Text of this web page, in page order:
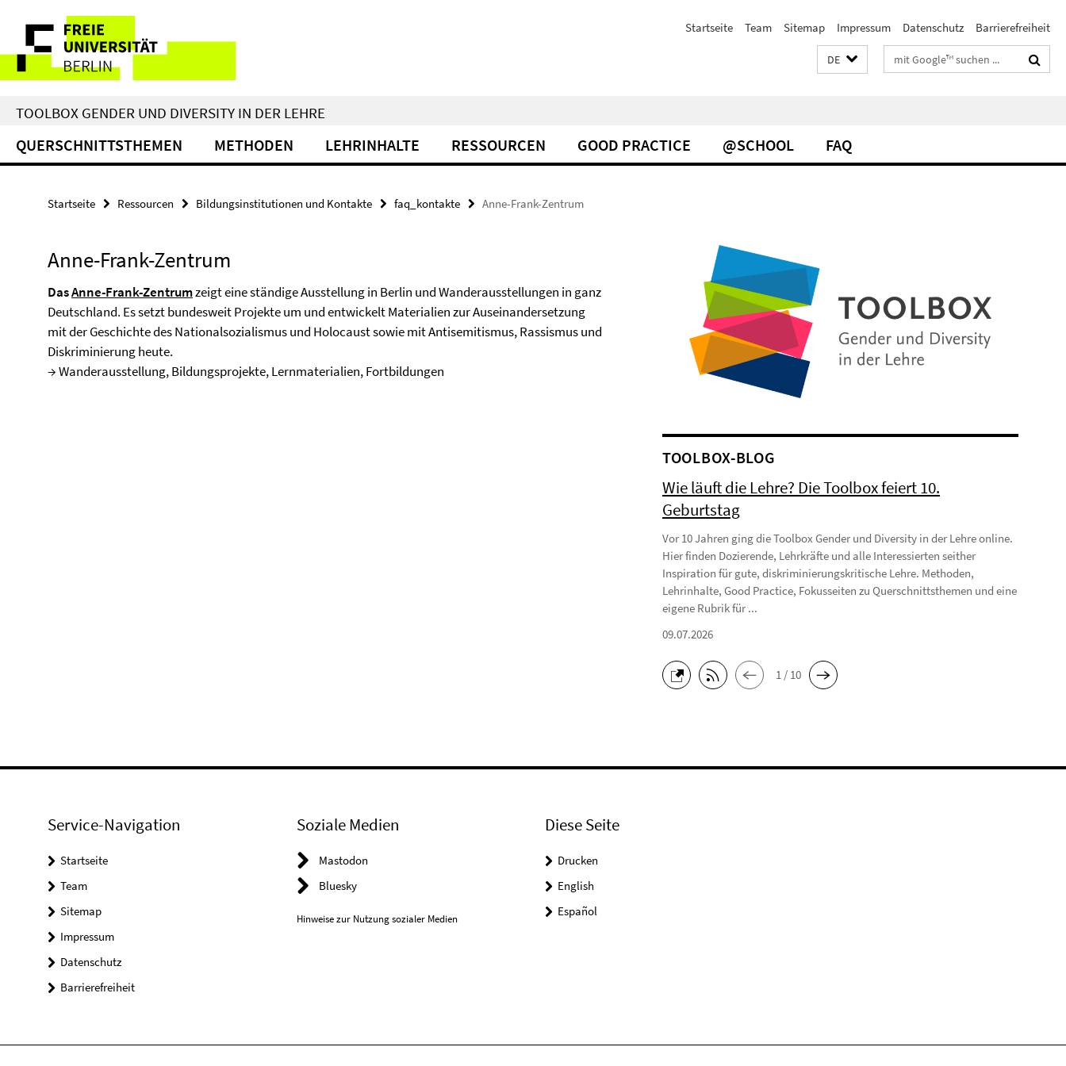
direkt
Inhalt
Service-
Navigation
Startseite Team Sitemap Impressum Datenschutz Barrierefreiheit
DE Suchbegriffe
TOOLBOX GENDER UND DIVERSITY IN DER LEHRE
QUERSCHNITTSTHEMEN METHODEN LEHRINHALTE RESSOURCEN GOOD PRACTICE @SCHOOL FAQ
Startseite Ressourcen Bildungsinstitutionen und Kontakte faq_kontakte Anne-Frank-Zentrum
Anne-Frank-Zentrum
DasAnne-Frank-Zentrumzeigt eine ständige Ausstellung in Berlin und Wanderausstellungen in ganz
Deutschland. Es setzt bundesweit Projekte um und entwickelt Materialien zur Auseinandersetzung
mit der Geschichte des Nationalsozialismus und Holocaust sowie mit Antisemitismus, Rassismus und
Diskriminierung heute.
→ Wanderausstellung, Bildungsprojekte, Lernmaterialien, Fortbildungen
TOOLBOX-BLOG
Wie läuft die Lehre? Die Toolbox feiert 10.
Geburtstag
Vor 10 Jahren ging die Toolbox Gender und Diversity in der Lehre online.
Hier finden Dozierende, Lehrkräfte und alle Interessierten seither
Inspiration für gute, diskriminierungskritische Lehre. Methoden,
Lehrinhalte, Good Practice, Fokusseiten zu Querschnittsthemen und eine
eigene Rubrik für ...
09.07.2026
1 / 10
Service-Navigation
Startseite
Team
Sitemap
Impressum
Datenschutz
Barrierefreiheit
Soziale Medien
Mastodon
Bluesky
Hinweise zur Nutzung sozialer Medien
Diese Seite
Drucken
English
Español